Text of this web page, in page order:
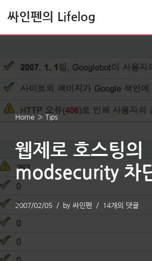
로
건
뛰
싸인펜의 Lifelog
Home » Tips
웹제로 호스팅의
modsecurity 차
2007/02/05 by 싸인펜 14개의 댓글